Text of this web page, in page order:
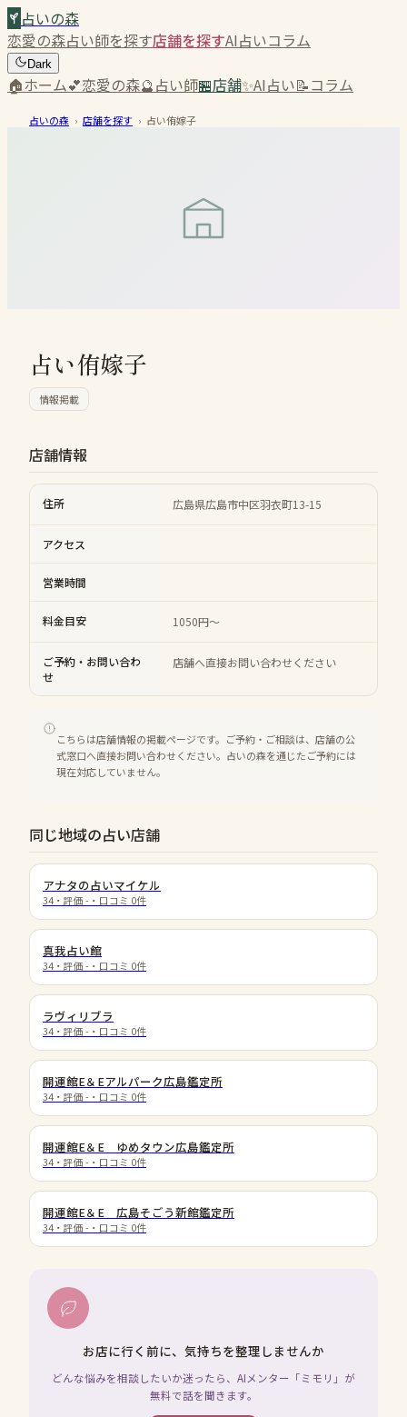
占いの森
恋愛の森占い師を探す店舗を探すAI占いコラム
Dark
🏠ホーム💕恋愛の森🔮占い師🏪店舗✨AI占い📝コラム
占いの森 › 店舗を探す › 占い侑嫁子
占い侑嫁子
情報掲載
店舗情報
住所 広島県広島市中区羽衣町13-15
アクセス
営業時間
料金目安 1050円〜
ご予約・お問い合わ
せ
店舗へ直接お問い合わせください
こちらは店舗情報の掲載ページです。ご予約・ご相談は、店舗の公
式窓口へ直接お問い合わせください。占いの森を通じたご予約には
現在対応していません。
同じ地域の占い店舗
アナタの占いマイケル
34 ・評価 - ・口コミ 0件
真我占い館
34 ・評価 - ・口コミ 0件
ラヴィリブラ
34 ・評価 - ・口コミ 0件
開運館E＆Eアルパーク広島鑑定所
34 ・評価 - ・口コミ 0件
開運館E＆E ゆめタウン広島鑑定所
34 ・評価 - ・口コミ 0件
開運館E＆E 広島そごう新館鑑定所
34 ・評価 - ・口コミ 0件
お店に行く前に、気持ちを整理しませんか
どんな悩みを相談したいか迷ったら、AIメンター「ミモリ」が
無料で話を聞きます。